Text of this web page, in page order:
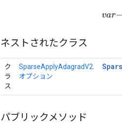
ネストされたクラス
ク
ラ
ス
SparseApplyAdagradV2.
オプション
パブリックメソッド